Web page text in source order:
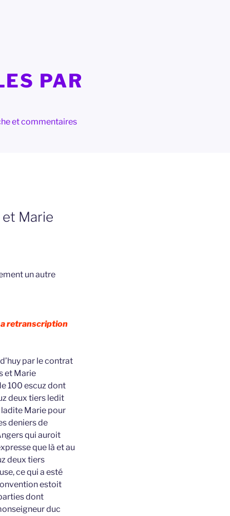
PAR
et commentaires
Marie
un autre
retranscription
par le contrat
et Marie
100 escuz dont
deux tiers ledit
Marie pour
deniers de
qui auroit
que là et au
deux tiers
ce qui a esté
estoit
dont
duc